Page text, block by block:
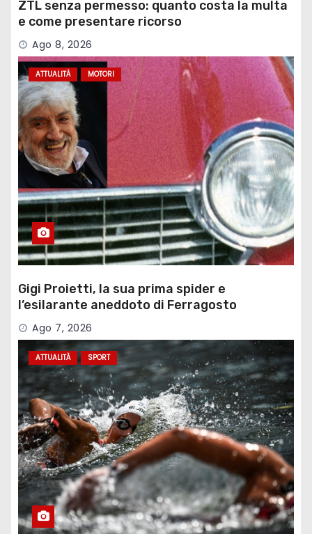
ZTL senza permesso: quanto costa la multa
e come presentare ricorso
Ago 8, 2026
ATTUALITÀ MOTORI
Gigi Proietti, la sua prima spider e
l’esilarante aneddoto di Ferragosto
Ago 7, 2026
ATTUALITÀ SPORT